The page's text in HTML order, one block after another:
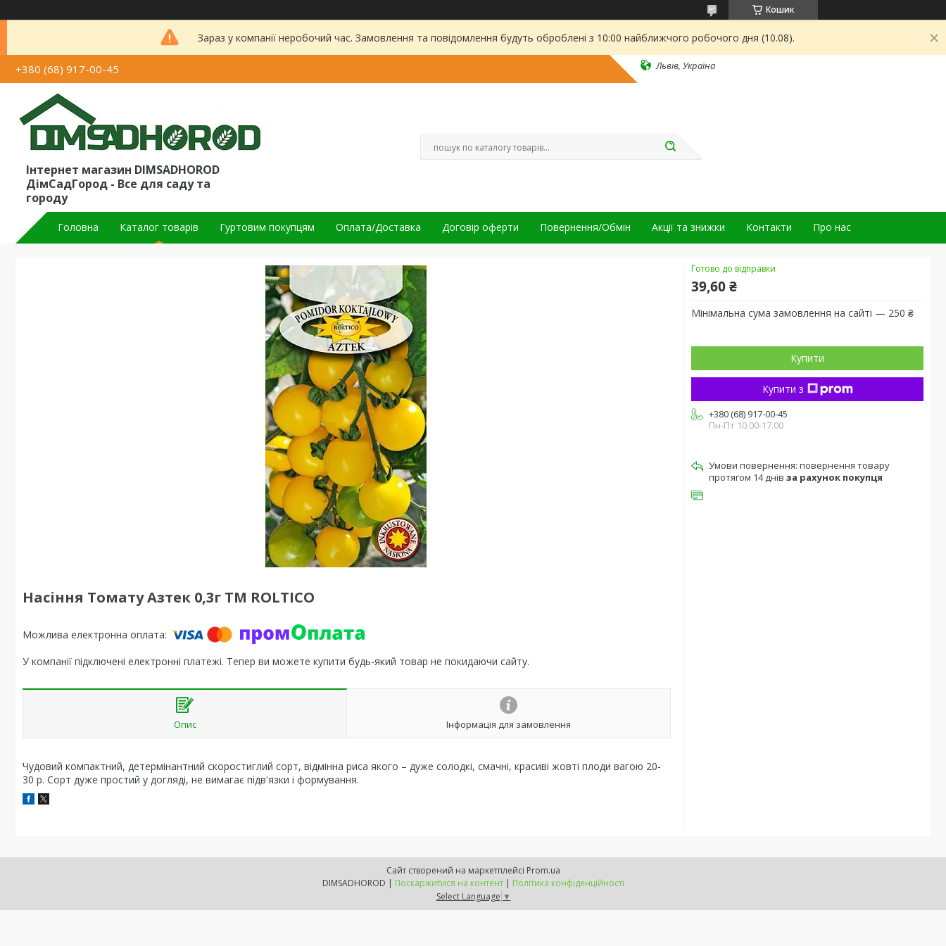
Кошик
Зараз у компанії неробочий час. Замовлення та повідомлення будуть оброблені з 10:00 найближчого робочого дня (10.08).
+380 (68) 917-00-45 Львів, Україна
Інтернет магазин DIMSADHOROD
ДімСадГород - Все для саду та
городу
Головна Каталог товарів Гуртовим покупцям Оплата/Доставка Договір оферти Повернення/Обмін Акції та знижки Контакти Про нас
Насіння Томату Азтек 0,3г ТM ROLTICO
У компанії підключені електронні платежі. Тепер ви можете купити будь-який товар не покидаючи сайту.
Опис Інформація для замовлення
Чудовий компактний, детермінантний скоростиглий сорт, відмінна риса якого – дуже солодкі, смачні, красиві жовті плоди вагою 20-
30 р. Сорт дуже простий у догляді, не вимагає підв'язки і формування.
Готово до відправки
39,60 ₴
Мінімальна сума замовлення на сайті — 250 ₴
Купити
Купити з
+380 (68) 917-00-45
Пн-Пт 10.00-17.00
повернення товару
протягом 14 днів за рахунок покупця
Сайт створений на маркетплейсі Prom.ua
DIMSADHOROD | Поскаржитися на контент | Політика конфіденційності
Select Language ▼